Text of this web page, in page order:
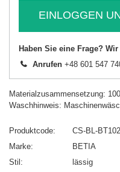
EINLOGGEN
Haben Sie eine Frage?
Anrufen +48 601 547
Materialzusammensetzung:
Waschhinweis:
Produktcode
CS-BL-
Marke
BETIA
Stil
lässig